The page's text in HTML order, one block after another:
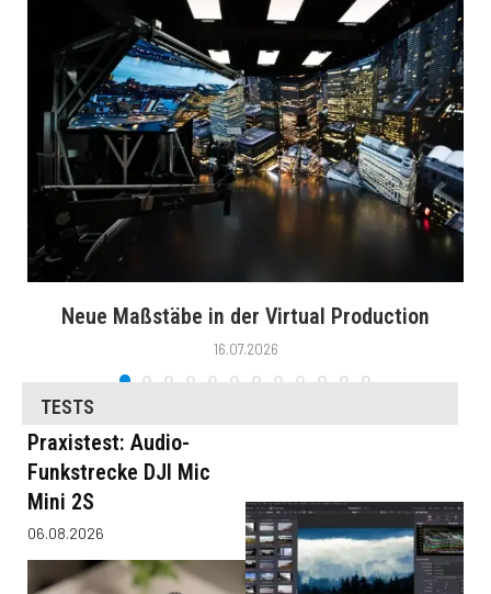
Neue Maßstäbe in der Virtual Production
16.07.2026
TESTS
Praxistest: Audio-
Funkstrecke DJI Mic
Mini 2S
06.08.2026